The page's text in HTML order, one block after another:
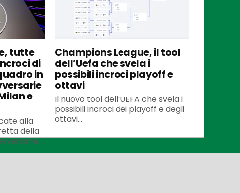
tutte
di
in
e
alla
della
Champions League, il tool
dell’Uefa che svela i
possibili incroci playoff e
ottavi
Il nuovo tool dell’UEFA che svela i
possibili incroci dei playoff e degli
ottavi...